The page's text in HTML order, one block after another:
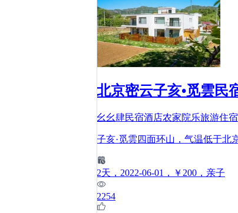
北京密云子亥•觅雲民
幺幺肆民宿酒店农家院乐旅游住
子亥·觅雲四面环山，气温低于北
2天 ，2022-06-01 ，￥200 ，亲子
2254